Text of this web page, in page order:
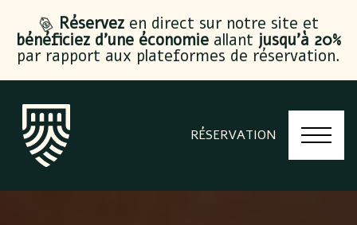
Réservez en direct sur notre site et
bénéficiez d’une économie allant jusqu’à 20%
par rapport aux plateformes de réservation.
RÉSERVATION